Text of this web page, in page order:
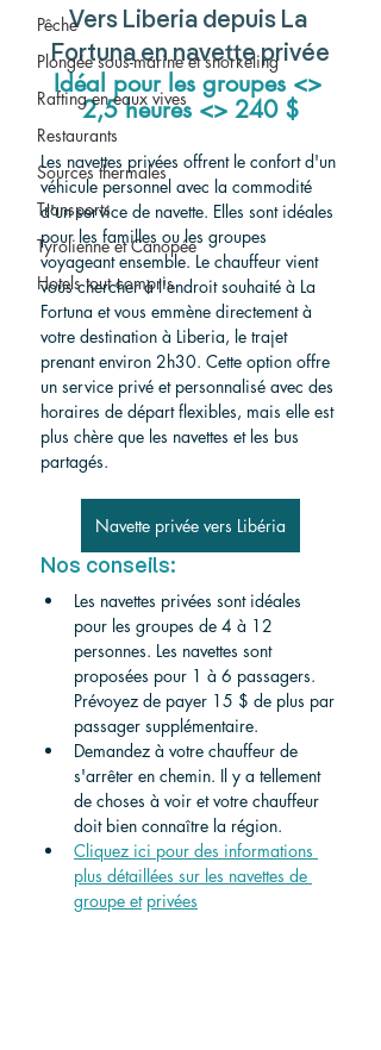
Pêche
Plongée sous-marine et snorkeling
Rafting en eaux vives
Restaurants
Sources thermales
Transports
Tyrolienne et Canopée
Hotels tout compris
Vers Liberia depuis La
Fortuna en navette privée
Idéal pour les groupes <>
2,5 heures <> 240 $
Les navettes privées offrent le confort d'un
véhicule personnel avec la commodité
d'un service de navette. Elles sont idéales
pour les familles ou les groupes
voyageant ensemble. Le chauffeur vient
vous chercher à l'endroit souhaité à La
Fortuna et vous emmène directement à
votre destination à Liberia, le trajet
prenant environ 2h30. Cette option offre
un service privé et personnalisé avec des
horaires de départ flexibles, mais elle est
plus chère que les navettes et les bus
partagés.
Navette privée vers Libéria
Nos conseils:
Les navettes privées sont idéales
pour les groupes de 4 à 12
personnes. Les navettes sont
proposées pour 1 à 6 passagers.
Prévoyez de payer 15 $ de plus par
passager supplémentaire.
Demandez à votre chauffeur de
s'arrêter en chemin. Il y a tellement
de choses à voir et votre chauffeur
doit bien connaître la région.
Cliquez ici pour des informations
plus détaillées sur les navettes de
groupe et privées